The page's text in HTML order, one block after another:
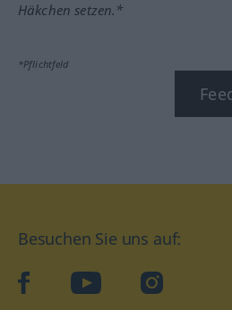
Häkchen setzen.*
*Pflichtfeld
Besuchen Sie uns auf:
facebookYouTube Instagram